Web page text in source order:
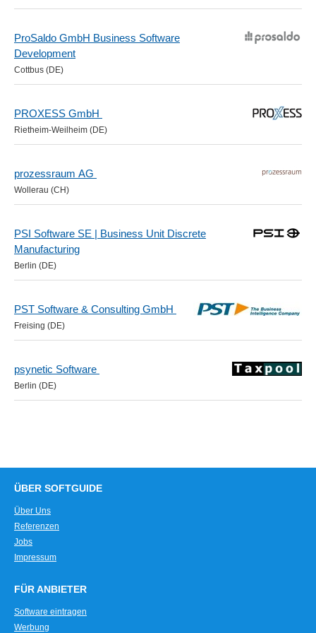
ProSaldo GmbH Business Software
Development
Cottbus (DE)
PROXESS GmbH
Rietheim-Weilheim (DE)
prozessraum AG
Wollerau (CH)
PSI Software SE | Business Unit Discrete
Manufacturing
Berlin (DE)
PST Software & Consulting GmbH
Freising (DE)
psynetic Software
Berlin (DE)
ÜBER SOFTGUIDE
Über Uns
Referenzen
Jobs
Impressum
FÜR ANBIETER
Software eintragen
Werbung